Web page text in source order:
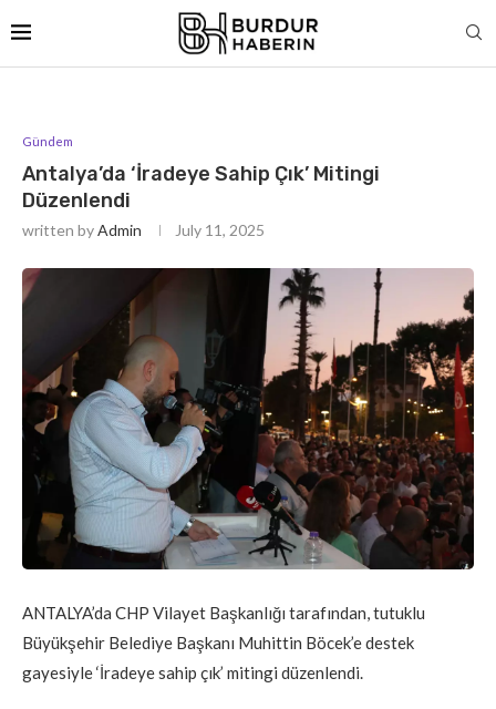
Gündem
Antalya’da ‘İradeye Sahip Çık’ Mitingi
Düzenlendi
written byAdmin July 11, 2025
ANTALYA’da CHP Vilayet Başkanlığı tarafından, tutuklu
Büyükşehir Belediye Başkanı Muhittin Böcek’e destek
gayesiyle ‘İradeye sahip çık’ mitingi düzenlendi.